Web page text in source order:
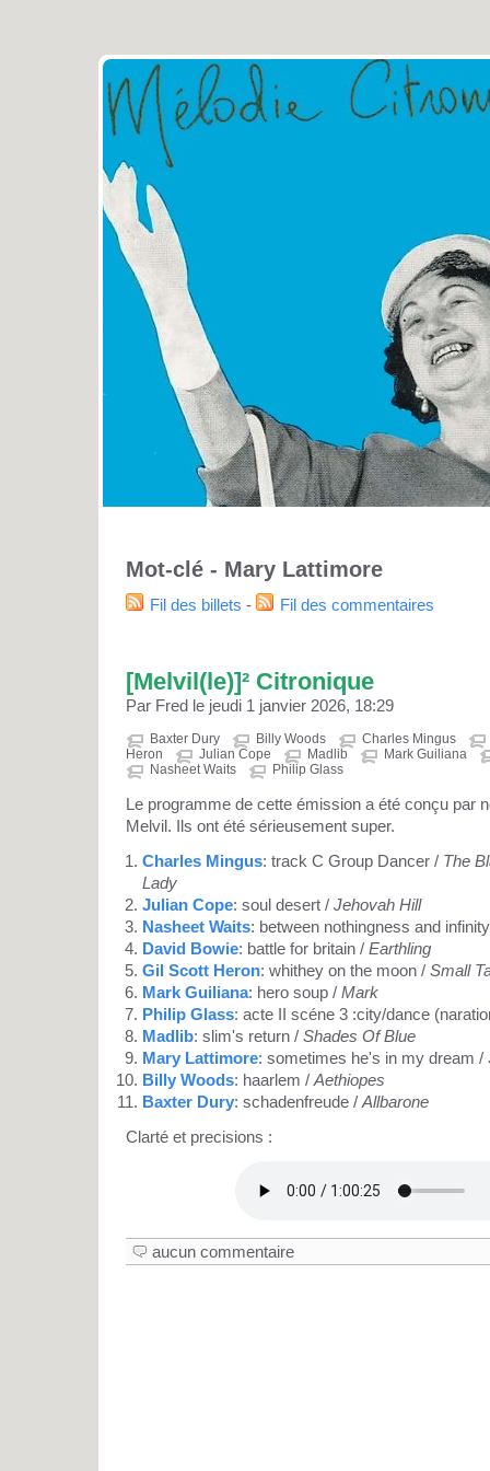
Mot-clé - Mary Lattimore
Fil des billets - Fil des commentaires
[Melvil(le)]² Citronique
Par Fred le jeudi 1 janvier 2026, 18:29
Baxter Dury Billy Woods
Charles Mingus
Heron
Julian Cope Madlib
Mark Guiliana
Nasheet Waits
Philip Glass
Le programme de cette émission a été conçu par
Melvil. Ils ont été sérieusement super.
Charles Mingus: track C Group Dancer / The
Lady
Julian Cope: soul desert / Jehovah Hill
Nasheet Waits: between nothingness and
David Bowie: battle for britain / Earthling
Gil Scott Heron: whithey on the moon / Small
Mark Guiliana: hero soup / Mark
Philip Glass: acte II scéne 3 :city/dance
Madlib: slim's return / Shades Of Blue
Mary Lattimore: sometimes he's in my dream /
Billy Woods: haarlem / Aethiopes
Baxter Dury: schadenfreude / Allbarone
Clarté et precisions :
aucun commentaire